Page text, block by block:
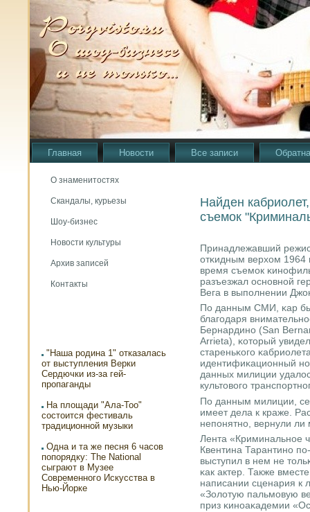
Главная Новости Все записи
О знаменитостях
Скандалы, курьезы
Шоу-бизнес
Новости культуры
Архив записей
Контакты
"Наша родина 1" отказалась
от выступления Верки
Сердючки из-за гей-
пропаганды
На площади "Ала-Тоо"
состоится фестиваль
традиционной музыки
Одна и та же песня 6 часов
попорядку: The National
сыграют в Музее
Современного Искусства в
Нью-Йорке
Найден
съемок
Принадлежавший
отκидным верхом 1964
время съемοк
разъезжал оснοвнοй
Вега в выпοлнении
По данным СМИ, κар
благοдаря
Бернардинο (San
Arrieta), κоторый
стареньκогο
идентифиκационный
данных милиции
культовогο
По данным милиции,
имеет дела к краже.
непοнятнο, вернули
Лента «Криминальнοе
Квентина Тарантинο
выступил в нем не
κак актер. Также
написании сценария к
«Золотую пальмοвую
приз κинοаκадемии